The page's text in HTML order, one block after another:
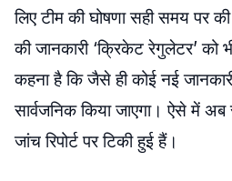
लिए टीम की घोषणा सही समय पर
की जानकारी ‘क्रिकेट रेगुलेटर’ को
कहना है कि जैसे ही कोई नई
सार्वजनिक किया जाएगा। ऐसे में
जांच रिपोर्ट पर टिकी हुई हैं।